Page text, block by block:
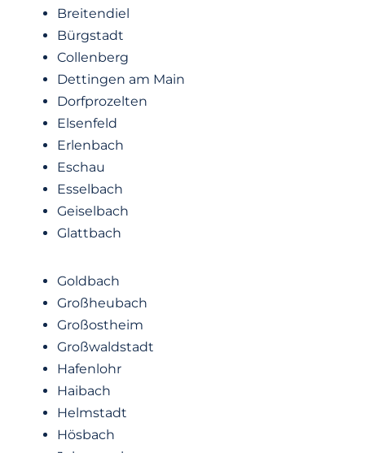
Breitendiel
Bürgstadt
Collenberg
Dettingen am Main
Dorfprozelten
Elsenfeld
Erlenbach
Eschau
Esselbach
Geiselbach
Glattbach
Goldbach
Großheubach
Großostheim
Großwaldstadt
Hafenlohr
Haibach
Helmstadt
Hösbach